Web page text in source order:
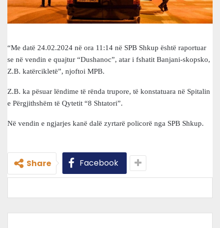
“Me datë 24.02.2024 në ora 11:14 në SPB Shkup është raportuar
se në vendin e quajtur “Dushanoc”, atar i fshatit Banjani-skopsko,
Z.B. katërcikletë”, njoftoi MPB.
Z.B. ka pësuar lëndime të rënda trupore, të konstatuara në Spitalin
e Përgjithshëm të Qytetit “8 Shtatori”.
Në vendin e ngjarjes kanë dalë zyrtarë policorë nga SPB Shkup.
Share Facebook